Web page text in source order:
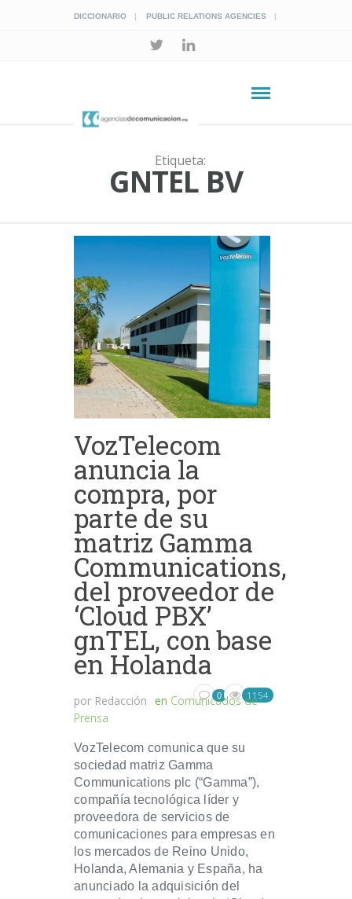
DICCIONARIO PUBLIC RELATIONS AGENCIES
Etiqueta:
GNTEL BV
VozTelecom
anuncia la
compra, por
parte de su
matriz Gamma
Communications,
del proveedor de
‘Cloud PBX’
gnTEL, con base
en Holanda
por Redacción en Comunicados de
Prensa
0 1154
VozTelecom comunica que su
sociedad matriz Gamma
Communications plc (“Gamma”),
compañía tecnológica líder y
proveedora de servicios de
comunicaciones para empresas en
los mercados de Reino Unido,
Holanda, Alemania y España, ha
anunciado la adquisición del